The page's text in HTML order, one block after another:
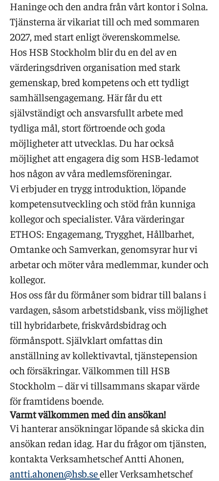
Haninge och den andra från vårt kontor i Solna.
Tjänsterna är vikariat till och med sommaren
2027, med start enligt överenskommelse.
Hos HSB Stockholm blir du en del av en
värderingsdriven organisation med stark
gemenskap, bred kompetens och ett tydligt
samhällsengagemang. Här får du ett
självständigt och ansvarsfullt arbete med
tydliga mål, stort förtroende och goda
möjligheter att utvecklas. Du har också
möjlighet att engagera dig som HSB-ledamot
hos någon av våra medlemsföreningar.
Vi erbjuder en trygg introduktion, löpande
kompetensutveckling och stöd från kunniga
kollegor och specialister. Våra värderingar
ETHOS: Engagemang, Trygghet, Hållbarhet,
Omtanke och Samverkan, genomsyrar hur vi
arbetar och möter våra medlemmar, kunder och
kollegor.
Hos oss får du förmåner som bidrar till balans i
vardagen, såsom arbetstidsbank, viss möjlighet
till hybridarbete, friskvårdsbidrag och
förmånspott. Självklart omfattas din
anställning av kollektivavtal, tjänstepension
och försäkringar. Välkommen till HSB
Stockholm – där vi tillsammans skapar värde
för framtidens boende.
Varmt välkommen med din ansökan!
Vi hanterar ansökningar löpande så skicka din
ansökan redan idag. Har du frågor om tjänsten,
kontaktaVerksamhetschefAntti Ahonen,
antti.ahonen@hsb.seeller Verksamhetschef